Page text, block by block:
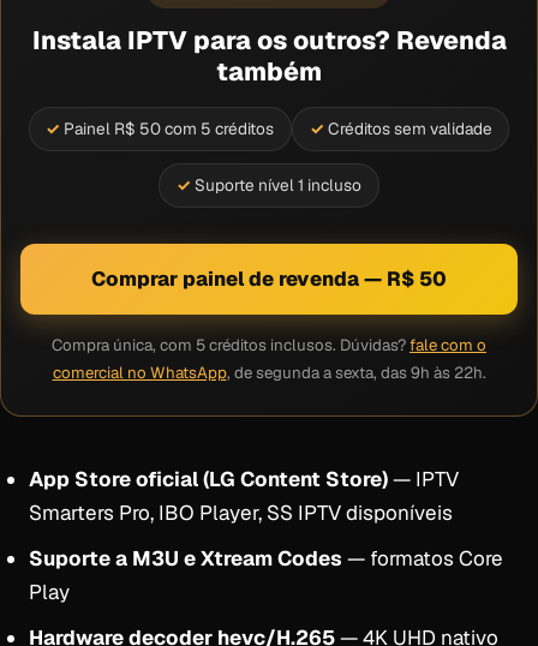
Instala IPTV para os outros? Revenda
também
Painel R$ 50 com 5 créditos Créditos sem validade
Suporte nível 1 incluso
Comprar painel de revenda — R$ 50
Compra única, com 5 créditos inclusos. Dúvidas?fale com o
comercial no WhatsApp, de segunda a sexta, das 9h às 22h.
App Store oficial (LG Content Store)— IPTV
Smarters Pro, IBO Player, SS IPTV disponíveis
Suporte a M3U e Xtream Codes — formatos Core
Play
Hardware decoder hevc/H.265— 4K UHD nativo